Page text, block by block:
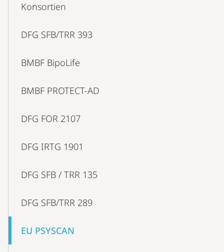
NavigationKonsortien
DFG SFB/TRR 393
BMBF BipoLife
BMBF PROTECT-AD
DFG FOR 2107
DFG IRTG 1901
DFG SFB / TRR 135
DFG SFB/TRR 289
EU PSYSCAN